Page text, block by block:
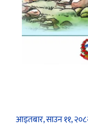
आइतबार, साउन ११,